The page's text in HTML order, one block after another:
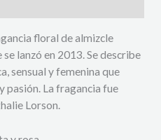
floral de almizcle
lanzó en 2013. Se describe
sensual y femenina que
pasión. La fragancia fue
Lorson.